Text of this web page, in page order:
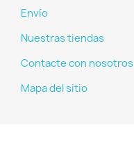
Envío
Nuestras tiendas
Contacte con nosotros
Mapa del sitio